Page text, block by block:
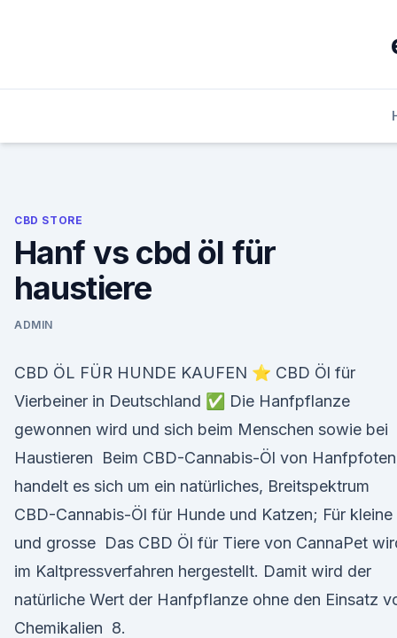
CBD STORE
Hanf vs cbd öl für
haustiere
ADMIN
CBD ÖL FÜR HUNDE KAUFEN ⭐ CBD Öl für
Vierbeiner in Deutschland ✅ Die Hanfpflanze
gewonnen wird und sich beim Menschen sowie bei
Haustieren Beim CBD-Cannabis-Öl von Hanfpfoten
handelt es sich um ein natürliches, Breitspektrum
CBD-Cannabis-Öl für Hunde und Katzen; Für kleine
und grosse Das CBD Öl für Tiere von CannaPet
im Kaltpressverfahren hergestellt. Damit wird der
natürliche Wert der Hanfpflanze ohne den Einsatz
Chemikalien 8.